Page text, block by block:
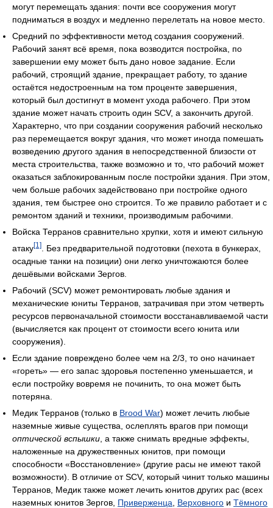
могут перемещать здания: почти все сооружения могут
подниматься в воздух и медленно перелетать на новое место.
Средний по эффективности метод создания сооружений.
Рабочий занят всё время, пока возводится постройка, по
завершении ему может быть дано новое задание. Если
рабочий, строящий здание, прекращает работу, то здание
остаётся недостроенным на том проценте завершения,
который был достигнут в момент ухода рабочего. При этом
здание может начать строить один SCV, а закончить другой.
Характерно, что при создании сооружения рабочий несколько
раз перемещается вокруг здания, что может иногда помешать
возведению другого здания в непосредственной близости от
места строительства, также возможно и то, что рабочий может
оказаться заблокированным после постройки здания. При этом,
чем больше рабочих задействовано при постройке одного
здания, тем быстрее оно строится. То же правило работает и с
ремонтом зданий и техники, производимым рабочими.
Войска Терранов сравнительно хрупки, хотя и имеют сильную
атаку[1]
. Без предварительной подготовки (пехота в бункерах,
осадные танки на позиции) они легко уничтожаются более
дешёвыми войсками Зергов.
Рабочий (SCV) может ремонтировать любые здания и
механические юниты Терранов, затрачивая при этом четверть
ресурсов первоначальной стоимости восстанавливаемой части
(вычисляется как процент от стоимости всего юнита или
сооружения).
Если здание повреждено более чем на 2/3, то оно начинает
«гореть» — его запас здоровья постепенно уменьшается, и
если постройку вовремя не починить, то она может быть
потеряна.
Медик Терранов (только в Brood War) может лечить любые
наземные живые существа, ослеплять врагов при помощи
оптической вспышки , а также снимать вредные эффекты,
наложенные на дружественных юнитов, при помощи
способности «Восстановление» (другие расы не имеют такой
возможности). В отличие от SCV, который чинит только машины
Терранов, Медик также может лечить юнитов других рас (всех
наземных юнитов Зергов, Приверженца Верховного и Тёмного